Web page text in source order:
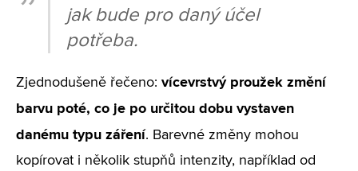
jak bude pro daný účel
potřeba.
Zjednodušeně řečeno: vícevrstvý proužek změní
barvu poté, co je po určitou dobu vystaven
danému typu záření. Barevné změny mohou
kopírovat i několik stupňů intenzity, například od